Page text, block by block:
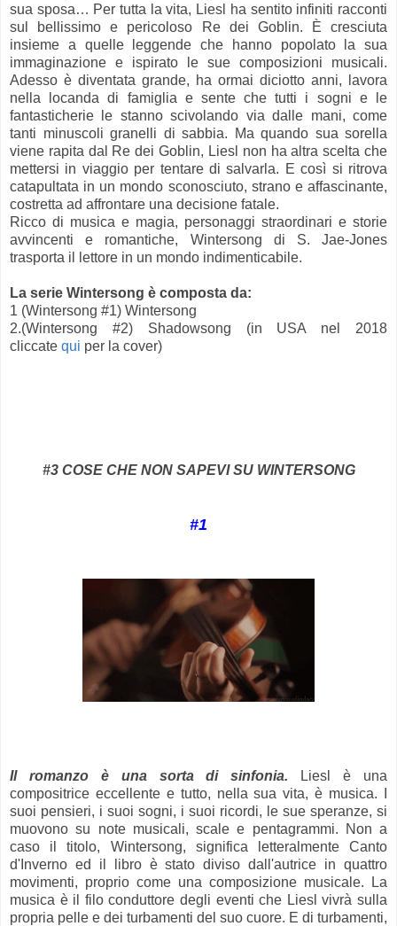
sua sposa… Per tutta la vita, Liesl ha sentito infiniti racconti
sul bellissimo e pericoloso Re dei Goblin. È cresciuta
insieme a quelle leggende che hanno popolato la sua
immaginazione e ispirato le sue composizioni musicali.
Adesso è diventata grande, ha ormai diciotto anni, lavora
nella locanda di famiglia e sente che tutti i sogni e le
fantasticherie le stanno scivolando via dalle mani, come
tanti minuscoli granelli di sabbia. Ma quando sua sorella
viene rapita dal Re dei Goblin, Liesl non ha altra scelta che
mettersi in viaggio per tentare di salvarla. E così si ritrova
catapultata in un mondo sconosciuto, strano e affascinante,
costretta ad affrontare una decisione fatale.
Ricco di musica e magia, personaggi straordinari e storie
avvincenti e romantiche, Wintersong di S. Jae-Jones
trasporta il lettore in un mondo indimenticabile.
La serie Wintersong è composta da:
1 (Wintersong #1) Wintersong
2.(Wintersong #2) Shadowsong (in USA nel 2018
cliccate qui per la cover)
#3 COSE CHE NON SAPEVI SU WINTERSONG
#1
Il romanzo è una sorta di sinfonia. Liesl
è una
compositrice eccellente e tutto, nella sua vita, è musica. I
suoi pensieri, i suoi sogni, i suoi ricordi, le sue speranze, si
muovono su note musicali, scale e pentagrammi. Non a
caso il titolo, Wintersong, significa letteralmente Canto
d'Inverno ed il libro è stato diviso dall'autrice in quattro
movimenti, proprio come una composizione musicale. La
musica è il filo conduttore degli eventi che Liesl vivrà sulla
propria pelle e dei turbamenti del suo cuore. E di turbamenti,